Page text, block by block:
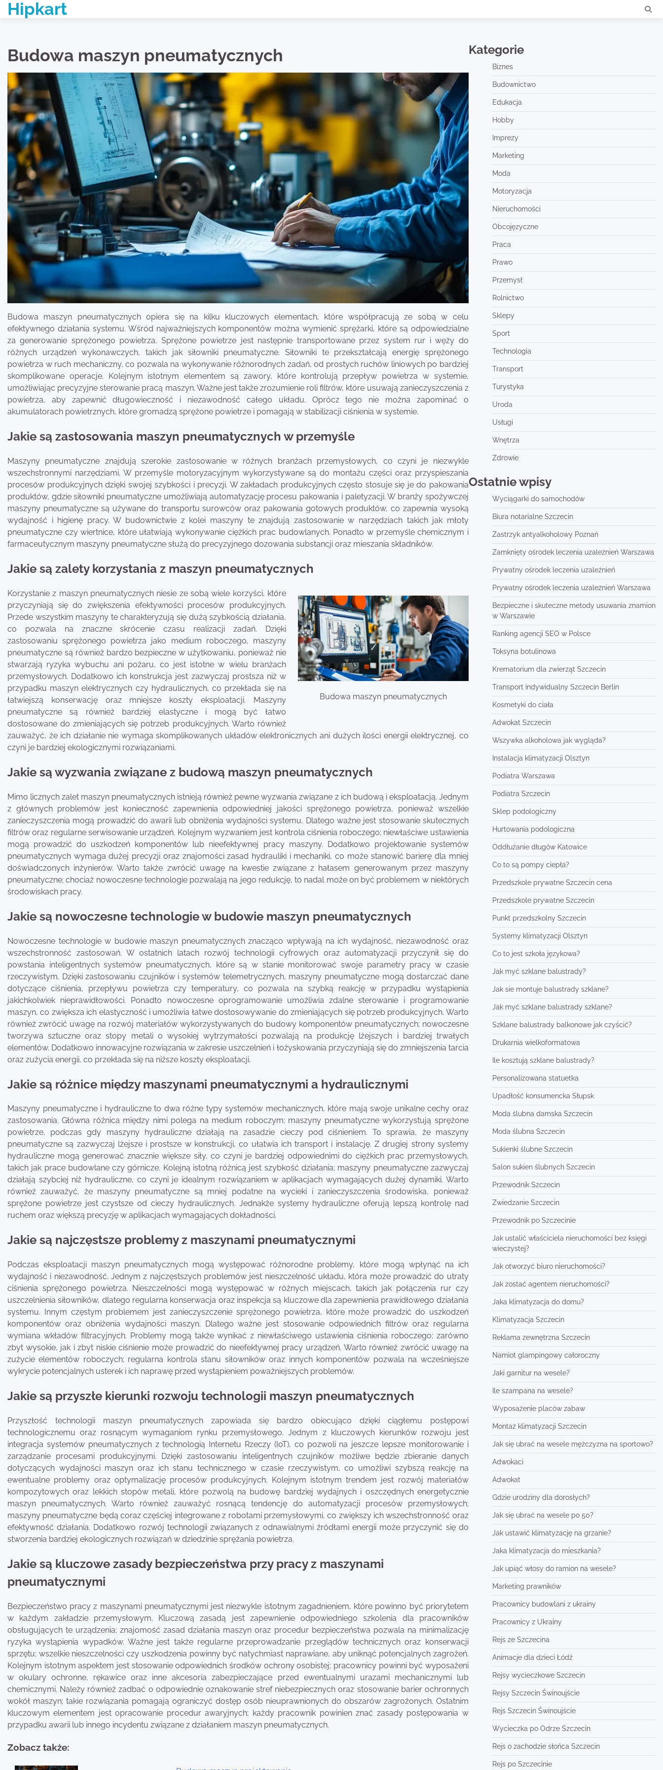
SkipHipkart
Budowa maszyn pneumatycznych
Budowa maszyn pneumatycznych opiera się na kilku kluczowych elementach, które współpracują ze sobą w celu
efektywnego działania systemu. Wśród najważniejszych komponentów można wymienić sprężarki, które są odpowiedzialne
za generowanie sprężonego powietrza. Sprężone powietrze jest następnie transportowane przez system rur i węży do
różnych urządzeń wykonawczych, takich jak siłowniki pneumatyczne. Siłowniki te przekształcają energię sprężonego
powietrza w ruch mechaniczny, co pozwala na wykonywanie różnorodnych zadań, od prostych ruchów liniowych po bardziej
skomplikowane operacje. Kolejnym istotnym elementem są zawory, które kontrolują przepływ powietrza w systemie,
umożliwiając precyzyjne sterowanie pracą maszyn. Ważne jest także zrozumienie roli filtrów, które usuwają zanieczyszczenia z
powietrza, aby zapewnić długowieczność i niezawodność całego układu. Oprócz tego nie można zapominać o
akumulatorach powietrznych, które gromadzą sprężone powietrze i pomagają w stabilizacji ciśnienia w systemie.
Jakie są zastosowania maszyn pneumatycznych w przemyśle
Maszyny pneumatyczne znajdują szerokie zastosowanie w różnych branżach przemysłowych, co czyni je niezwykle
wszechstronnymi narzędziami. W przemyśle motoryzacyjnym wykorzystywane są do montażu części oraz przyspieszania
procesów produkcyjnych dzięki swojej szybkości i precyzji. W zakładach produkcyjnych często stosuje się je do pakowania
produktów, gdzie siłowniki pneumatyczne umożliwiają automatyzację procesu pakowania i paletyzacji. W branży spożywczej
maszyny pneumatyczne są używane do transportu surowców oraz pakowania gotowych produktów, co zapewnia wysoką
wydajność i higienę pracy. W budownictwie z kolei maszyny te znajdują zastosowanie w narzędziach takich jak młoty
pneumatyczne czy wiertnice, które ułatwiają wykonywanie ciężkich prac budowlanych. Ponadto w przemyśle chemicznym i
farmaceutycznym maszyny pneumatyczne służą do precyzyjnego dozowania substancji oraz mieszania składników.
Jakie są zalety korzystania z maszyn pneumatycznych
Budowa maszyn pneumatycznych
Korzystanie z maszyn pneumatycznych niesie ze sobą wiele korzyści, które
przyczyniają się do zwiększenia efektywności procesów produkcyjnych.
Przede wszystkim maszyny te charakteryzują się dużą szybkością działania,
co pozwala na znaczne skrócenie czasu realizacji zadań. Dzięki
zastosowaniu sprężonego powietrza jako medium roboczego, maszyny
pneumatyczne są również bardzo bezpieczne w użytkowaniu, ponieważ nie
stwarzają ryzyka wybuchu ani pożaru, co jest istotne w wielu branżach
przemysłowych. Dodatkowo ich konstrukcja jest zazwyczaj prostsza niż w
przypadku maszyn elektrycznych czy hydraulicznych, co przekłada się na
łatwiejszą konserwację oraz mniejsze koszty eksploatacji. Maszyny
pneumatyczne są również bardziej elastyczne i mogą być łatwo
dostosowane do zmieniających się potrzeb produkcyjnych. Warto również
zauważyć, że ich działanie nie wymaga skomplikowanych układów elektronicznych ani dużych ilości energii elektrycznej, co
czyni je bardziej ekologicznymi rozwiązaniami.
Jakie są wyzwania związane z budową maszyn pneumatycznych
Mimo licznych zalet maszyn pneumatycznych istnieją również pewne wyzwania związane z ich budową i eksploatacją. Jednym
z głównych problemów jest konieczność zapewnienia odpowiedniej jakości sprężonego powietrza, ponieważ wszelkie
zanieczyszczenia mogą prowadzić do awarii lub obniżenia wydajności systemu. Dlatego ważne jest stosowanie skutecznych
filtrów oraz regularne serwisowanie urządzeń. Kolejnym wyzwaniem jest kontrola ciśnienia roboczego; niewłaściwe ustawienia
mogą prowadzić do uszkodzeń komponentów lub nieefektywnej pracy maszyny. Dodatkowo projektowanie systemów
pneumatycznych wymaga dużej precyzji oraz znajomości zasad hydrauliki i mechaniki, co może stanowić barierę dla mniej
doświadczonych inżynierów. Warto także zwrócić uwagę na kwestie związane z hałasem generowanym przez maszyny
pneumatyczne; chociaż nowoczesne technologie pozwalają na jego redukcję, to nadal może on być problemem w niektórych
środowiskach pracy.
Jakie są nowoczesne technologie w budowie maszyn pneumatycznych
Nowoczesne technologie w budowie maszyn pneumatycznych znacząco wpływają na ich wydajność, niezawodność oraz
wszechstronność zastosowań. W ostatnich latach rozwój technologii cyfrowych oraz automatyzacji przyczynił się do
powstania inteligentnych systemów pneumatycznych, które są w stanie monitorować swoje parametry pracy w czasie
rzeczywistym. Dzięki zastosowaniu czujników i systemów telemetrycznych, maszyny pneumatyczne mogą dostarczać dane
dotyczące ciśnienia, przepływu powietrza czy temperatury, co pozwala na szybką reakcję w przypadku wystąpienia
jakichkolwiek nieprawidłowości. Ponadto nowoczesne oprogramowanie umożliwia zdalne sterowanie i programowanie
maszyn, co zwiększa ich elastyczność i umożliwia łatwe dostosowywanie do zmieniających się potrzeb produkcyjnych. Warto
również zwrócić uwagę na rozwój materiałów wykorzystywanych do budowy komponentów pneumatycznych; nowoczesne
tworzywa sztuczne oraz stopy metali o wysokiej wytrzymałości pozwalają na produkcję lżejszych i bardziej trwałych
elementów. Dodatkowo innowacyjne rozwiązania w zakresie uszczelnień i łożyskowania przyczyniają się do zmniejszenia tarcia
oraz zużycia energii, co przekłada się na niższe koszty eksploatacji.
Jakie są różnice między maszynami pneumatycznymi a hydraulicznymi
Maszyny pneumatyczne i hydrauliczne to dwa różne typy systemów mechanicznych, które mają swoje unikalne cechy oraz
zastosowania. Główna różnica między nimi polega na medium roboczym; maszyny pneumatyczne wykorzystują sprężone
powietrze, podczas gdy maszyny hydrauliczne działają na zasadzie cieczy pod ciśnieniem. To sprawia, że maszyny
pneumatyczne są zazwyczaj lżejsze i prostsze w konstrukcji, co ułatwia ich transport i instalację. Z drugiej strony systemy
hydrauliczne mogą generować znacznie większe siły, co czyni je bardziej odpowiednimi do ciężkich prac przemysłowych,
takich jak prace budowlane czy górnicze. Kolejną istotną różnicą jest szybkość działania; maszyny pneumatyczne zazwyczaj
działają szybciej niż hydrauliczne, co czyni je idealnym rozwiązaniem w aplikacjach wymagających dużej dynamiki. Warto
również zauważyć, że maszyny pneumatyczne są mniej podatne na wycieki i zanieczyszczenia środowiska, ponieważ
sprężone powietrze jest czystsze od cieczy hydraulicznych. Jednakże systemy hydrauliczne oferują lepszą kontrolę nad
ruchem oraz większą precyzję w aplikacjach wymagających dokładności.
Jakie są najczęstsze problemy z maszynami pneumatycznymi
Podczas eksploatacji maszyn pneumatycznych mogą występować różnorodne problemy, które mogą wpłynąć na ich
wydajność i niezawodność. Jednym z najczęstszych problemów jest nieszczelność układu, która może prowadzić do utraty
ciśnienia sprężonego powietrza. Nieszczelności mogą występować w różnych miejscach, takich jak połączenia rur czy
uszczelnienia siłowników, dlatego regularna konserwacja oraz inspekcja są kluczowe dla zapewnienia prawidłowego działania
systemu. Innym częstym problemem jest zanieczyszczenie sprężonego powietrza, które może prowadzić do uszkodzeń
komponentów oraz obniżenia wydajności maszyn. Dlatego ważne jest stosowanie odpowiednich filtrów oraz regularna
wymiana wkładów filtracyjnych. Problemy mogą także wynikać z niewłaściwego ustawienia ciśnienia roboczego; zarówno
zbyt wysokie, jak i zbyt niskie ciśnienie może prowadzić do nieefektywnej pracy urządzeń. Warto również zwrócić uwagę na
zużycie elementów roboczych; regularna kontrola stanu siłowników oraz innych komponentów pozwala na wcześniejsze
wykrycie potencjalnych usterek i ich naprawę przed wystąpieniem poważniejszych problemów.
Jakie są przyszłe kierunki rozwoju technologii maszyn pneumatycznych
Przyszłość technologii maszyn pneumatycznych zapowiada się bardzo obiecująco dzięki ciągłemu postępowi
technologicznemu oraz rosnącym wymaganiom rynku przemysłowego. Jednym z kluczowych kierunków rozwoju jest
integracja systemów pneumatycznych z technologią Internetu Rzeczy (IoT), co pozwoli na jeszcze lepsze monitorowanie i
zarządzanie procesami produkcyjnymi. Dzięki zastosowaniu inteligentnych czujników możliwe będzie zbieranie danych
dotyczących wydajności maszyn oraz ich stanu technicznego w czasie rzeczywistym, co umożliwi szybszą reakcję na
ewentualne problemy oraz optymalizację procesów produkcyjnych. Kolejnym istotnym trendem jest rozwój materiałów
kompozytowych oraz lekkich stopów metali, które pozwolą na budowę bardziej wydajnych i oszczędnych energetycznie
maszyn pneumatycznych. Warto również zauważyć rosnącą tendencję do automatyzacji procesów przemysłowych;
maszyny pneumatyczne będą coraz częściej integrowane z robotami przemysłowymi, co zwiększy ich wszechstronność oraz
efektywność działania. Dodatkowo rozwój technologii związanych z odnawialnymi źródłami energii może przyczynić się do
stworzenia bardziej ekologicznych rozwiązań w dziedzinie sprężania powietrza.
Jakie są kluczowe zasady bezpieczeństwa przy pracy z maszynami
pneumatycznymi
Bezpieczeństwo pracy z maszynami pneumatycznymi jest niezwykle istotnym zagadnieniem, które powinno być priorytetem
w każdym zakładzie przemysłowym. Kluczową zasadą jest zapewnienie odpowiedniego szkolenia dla pracowników
obsługujących te urządzenia; znajomość zasad działania maszyn oraz procedur bezpieczeństwa pozwala na minimalizację
ryzyka wystąpienia wypadków. Ważne jest także regularne przeprowadzanie przeglądów technicznych oraz konserwacji
sprzętu; wszelkie nieszczelności czy uszkodzenia powinny być natychmiast naprawiane, aby uniknąć potencjalnych zagrożeń.
Kolejnym istotnym aspektem jest stosowanie odpowiednich środków ochrony osobistej; pracownicy powinni być wyposażeni
w okulary ochronne, rękawice oraz inne akcesoria zabezpieczające przed ewentualnymi urazami mechanicznymi lub
chemicznymi. Należy również zadbać o odpowiednie oznakowanie stref niebezpiecznych oraz stosowanie barier ochronnych
wokół maszyn; takie rozwiązania pomagają ograniczyć dostęp osób nieuprawnionych do obszarów zagrożonych. Ostatnim
kluczowym elementem jest opracowanie procedur awaryjnych; każdy pracownik powinien znać zasady postępowania w
przypadku awarii lub innego incydentu związane z działaniem maszyn pneumatycznych.
Zobacz także:
Kategorie
Biznes
Budownictwo
Edukacja
Hobby
Imprezy
Marketing
Moda
Motoryzacja
Nieruchomości
Obcojęzyczne
Praca
Prawo
Przemysł
Rolnictwo
Sklepy
Sport
Technologia
Transport
Turystyka
Uroda
Usługi
Wnętrza
Zdrowie
Ostatnie wpisy
Wyciągarki do samochodów
Biura notarialne Szczecin
Zastrzyk antyalkoholowy Poznań
Zamknięty ośrodek leczenia uzależnień Warszawa
Prywatny ośrodek leczenia uzależnień
Prywatny ośrodek leczenia uzależnień Warszawa
Bezpieczne i skuteczne metody usuwania znamion
w Warszawie
Ranking agencji SEO w Polsce
Toksyna botulinowa
Krematorium dla zwierząt Szczecin
Transport indywidualny Szczecin Berlin
Kosmetyki do ciała
Adwokat Szczecin
Wszywka alkoholowa jak wygląda?
Instalacja klimatyzacji Olsztyn
Podiatra Warszawa
Podiatra Szczecin
Sklep podologiczny
Hurtowania podologiczna
Oddłużanie długów Katowice
Co to są pompy ciepła?
Przedszkole prywatne Szczecin cena
Przedszkole prywatne Szczecin
Punkt przedszkolny Szczecin
Systemy klimatyzacji Olsztyn
Co to jest szkoła językowa?
Jak myć szklane balustrady?
Jak sie montuje balustrady szklane?
Jak myć szklane balustrady szklane?
Szklane balustrady balkonowe jak czyścić?
Drukarnia wielkoformatowa
Ile kosztują szklane balustrady?
Personalizowana statuetka
Upadłość konsumencka Słupsk
Moda ślubna damska Szczecin
Moda ślubna Szczecin
Sukienki ślubne Szczecin
Salon sukien ślubnych Szczecin
Przewodnik Szczecin
Zwiedzanie Szczecin
Przewodnik po Szczecinie
Jak ustalić właściciela nieruchomości bez księgi
wieczystej?
Jak otworzyć biuro nieruchomości?
Jak zostać agentem nieruchomości?
Jaka klimatyzacja do domu?
Klimatyzacja Szczecin
Reklama zewnętrzna Szczecin
Namiot glampingowy całoroczny
Jaki garnitur na wesele?
Ile szampana na wesele?
Wyposażenie placów zabaw
Montaż klimatyzacji Szczecin
Jak się ubrać na wesele mężczyzna na sportowo?
Adwokaci
Adwokat
Gdzie urodziny dla dorosłych?
Jak się ubrać na wesele po 50?
Jak ustawić klimatyzację na grzanie?
Jaka klimatyzacja do mieszkania?
Jak upiąć włosy do ramion na wesele?
Marketing prawników
Pracownicy budowlani z ukrainy
Pracownicy z Ukrainy
Rejs ze Szczecina
Animacje dla dzieci Łódź
Rejsy wycieczkowe Szczecin
Rejsy Szczecin Świnoujście
Rejs Szczecin Świnoujście
Wycieczka po Odrze Szczecin
Rejs o zachodzie słońca Szczecin
Rejs po Szczecinie